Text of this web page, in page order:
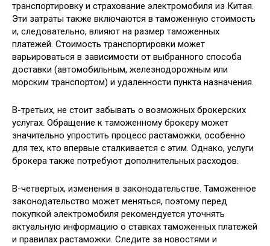
транспортировку и страхование электромобиля из Китая.
Эти затраты также включаются в таможенную стоимость
и, следовательно, влияют на размер таможенных
платежей. Стоимость транспортировки может
варьироваться в зависимости от выбранного способа
доставки (автомобильным, железнодорожным или
морским транспортом) и удаленности пункта назначения.
В-третьих, не стоит забывать о возможных брокерских
услугах. Обращение к таможенному брокеру может
значительно упростить процесс растаможки, особенно
для тех, кто впервые сталкивается с этим. Однако, услуги
брокера также потребуют дополнительных расходов.
В-четвертых, изменения в законодательстве. Таможенное
законодательство может меняться, поэтому перед
покупкой электромобиля рекомендуется уточнять
актуальную информацию о ставках таможенных платежей
и правилах растаможки. Следите за новостями и